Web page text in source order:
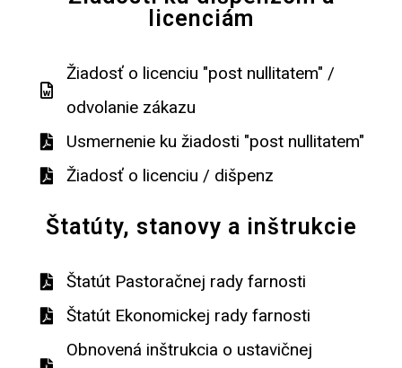
licenciám
Žiadosť o licenciu "post nullitatem" /
odvolanie zákazu
Usmernenie ku žiadosti "post nullitatem"
Žiadosť o licenciu / dišpenz
Štatúty, stanovy a inštrukcie
Štatút Pastoračnej rady farnosti
Štatút Ekonomickej rady farnosti
Obnovená inštrukcia o ustavičnej